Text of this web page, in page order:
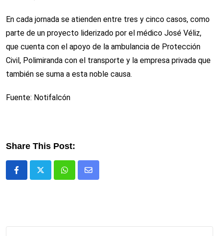
En cada jornada se atienden entre tres y cinco casos, como
parte de un proyecto liderizado por el médico José Véliz,
que cuenta con el apoyo de la ambulancia de Protección
Civil, Polimiranda con el transporte y la empresa privada que
también se suma a esta noble causa.
Fuente: Notifalcón
Share This Post:
WhatsappComparte